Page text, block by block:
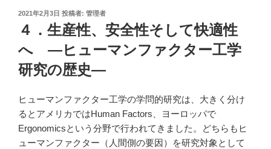
投
日:
2021年2月3日 投稿者: 管理者
４．生産性、安全性そして快適性
へ ―ヒューマンファクター工学
研究の歴史―
ヒューマンファクター工学の学問的研究は、大きく分け
るとアメリカではHuman Factors、ヨーロッパで
Ergonomicsという分野で行われてきました。どちらもヒ
ューマンファクター（人間側の要因）を研究対象として